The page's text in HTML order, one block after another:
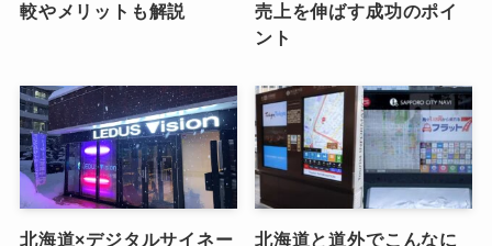
較やメリットも解説
売上を伸ばす成功のポイ
ント
北海道×デジタルサイネー
北海道と道外でこんなに